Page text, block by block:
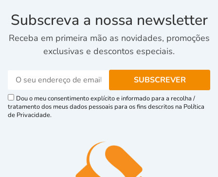
Subscreva a nossa newsletter
Receba em primeira mão as novidades, promoções
exclusivas e descontos especiais.
Dou o meu consentimento explícito e informado para a recolha /
tratamento dos meus dados pessoais para os fins descritos na Política
de Privacidade.